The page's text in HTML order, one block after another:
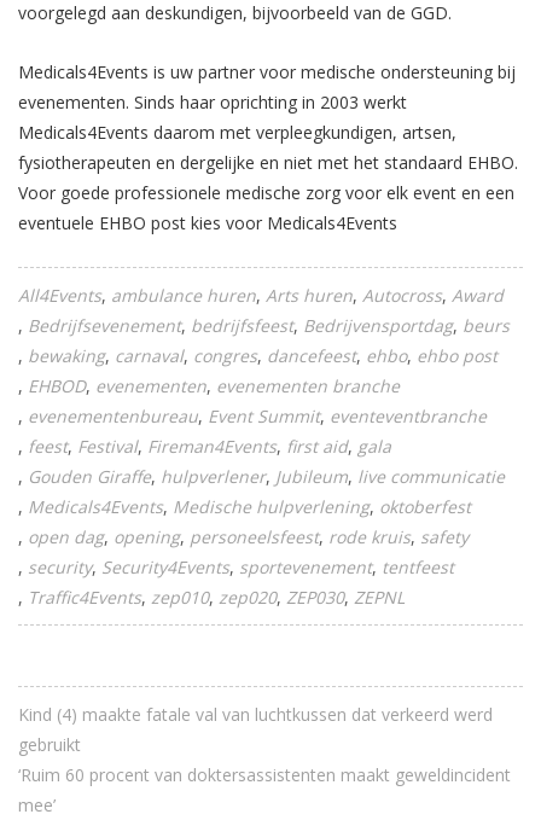
voorgelegd aan deskundigen, bijvoorbeeld van de GGD.
Medicals4Events is uw partner voor medische ondersteuning bij
evenementen. Sinds haar oprichting in 2003 werkt
Medicals4Events daarom met verpleegkundigen, artsen,
fysiotherapeuten en dergelijke en niet met het standaard EHBO.
Voor goede professionele medische zorg voor elk event en een
eventuele EHBO post kies voor Medicals4Events
All4Events ambulance huren Arts huren Autocross Award
Bedrijfsevenement bedrijfsfeest Bedrijvensportdag beurs
bewaking carnaval congres dancefeest ehbo ehbo post
EHBOD evenementen evenementen branche
evenementenbureau Event Summit eventeventbranche
feest Festival Fireman4Events first aid gala
Gouden Giraffe hulpverlener Jubileum live communicatie
Medicals4Events Medische hulpverlening oktoberfest
open dag opening personeelsfeest rode kruis safety
security Security4Events sportevenement tentfeest
Traffic4Events zep010 zep020 ZEP030 ZEPNL
Kind (4) maakte fatale val van luchtkussen dat verkeerd werd
gebruikt
‘Ruim 60 procent van doktersassistenten maakt geweldincident
mee’